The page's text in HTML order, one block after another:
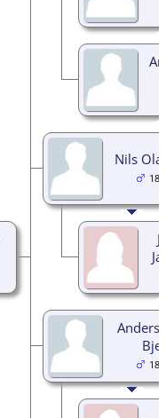
Nils
Anders